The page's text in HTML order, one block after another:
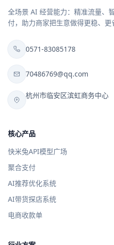
全场景 AI 经营能力：精准流量、
付，助力商家把生意做得更稳、更
0571-83085178
70486769@qq.com
杭州市临安区滨虹商务中心
核心产品
快米兔API模型广场
聚合支付
AI推荐优化系统
AI带货探店系统
电商收款单